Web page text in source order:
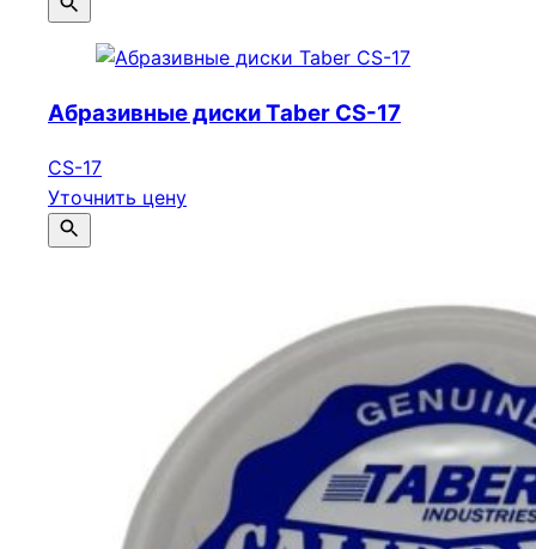
Абразивные диски Taber CS-17
CS-17
Уточнить цену